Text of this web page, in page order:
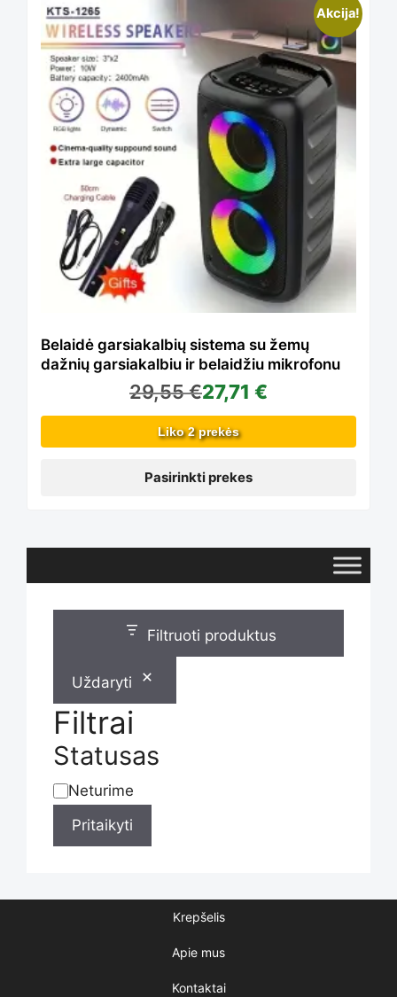
chosen
on
the
product
page
Akcija!
Belaidė garsiakalbių sistema su žemų
dažnių garsiakalbiu ir belaidžiu mikrofonu
29,55€27,71 €
Liko 2 prekės
Pasirinkti prekes
This
product
has
multiple
variants.
The
options
be
chosen
on
the
product
page
Filtruoti produktus
Uždaryti
Filtrai
Statusas
Statusas
Neturime
Pritaikyti
Krepšelis
Apie mus
Kontaktai